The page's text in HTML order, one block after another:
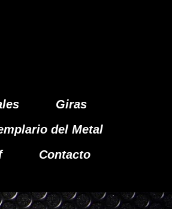
Giras
del Metal
Contacto